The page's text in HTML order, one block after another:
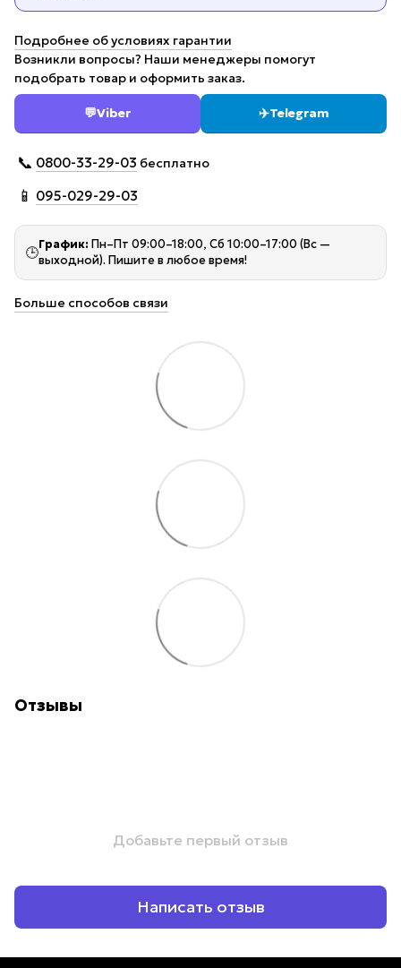
Подробнее об условиях гарантии
Возникли вопросы? Наши менеджеры помогут
подобрать товар и оформить заказ.
💬Viber ✈️Telegram
📞 0800-33-29-03 бесплатно
📱 095-029-29-03
🕒
График: Пн–Пт 09:00–18:00, Сб 10:00–17:00 (Вс —
выходной). Пишите в любое время!
Больше способов связи
Отзывы
Добавьте первый отзыв
Написать отзыв